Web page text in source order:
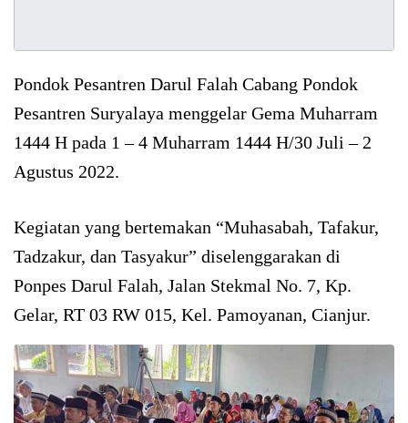
Pondok Pesantren Darul Falah Cabang Pondok
Pesantren Suryalaya menggelar Gema Muharram
1444 H pada 1 – 4 Muharram 1444 H/30 Juli – 2
Agustus 2022.
Kegiatan yang bertemakan “Muhasabah, Tafakur,
Tadzakur, dan Tasyakur” diselenggarakan di
Ponpes Darul Falah, Jalan Stekmal No. 7, Kp.
Gelar, RT 03 RW 015, Kel. Pamoyanan, Cianjur.